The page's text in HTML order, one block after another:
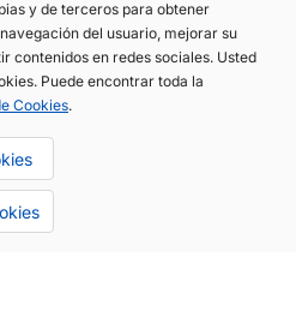
y de terceros para obtener
del usuario, mejorar su
contenidos en redes sociales. Usted
Puede encontrar toda la
Cookies.
(+34) 744 408 070
info@motoreto.com